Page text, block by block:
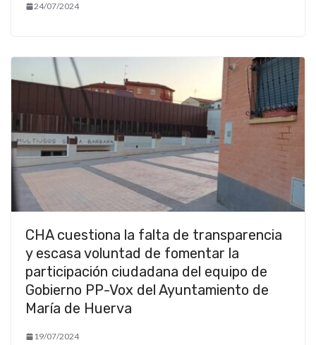
24/07/2024
CHA cuestiona la falta de transparencia
y escasa voluntad de fomentar la
participación ciudadana del equipo de
Gobierno PP-Vox del Ayuntamiento de
María de Huerva
19/07/2024